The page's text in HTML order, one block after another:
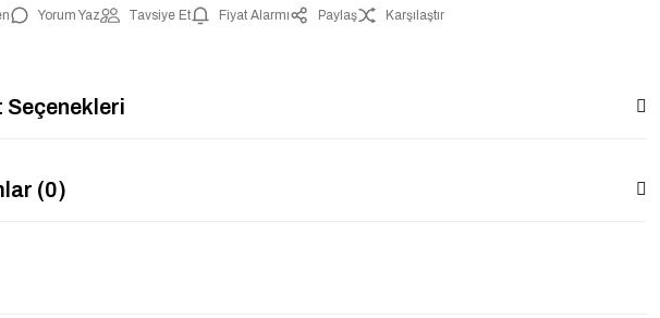
Yorum Yaz Tavsiye Et Fiyat Alarmı Paylaş Karşılaştır
Seçenekleri
(0)